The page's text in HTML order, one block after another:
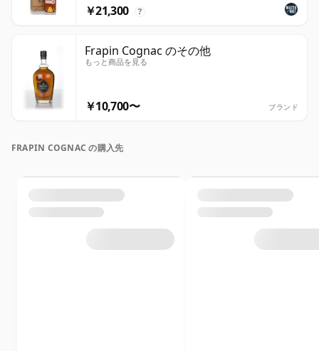
￥21,300 ?
Frapin Cognac のその他
もっと商品を見る
￥10,700〜 ブランド
FRAPIN COGNAC の購入先